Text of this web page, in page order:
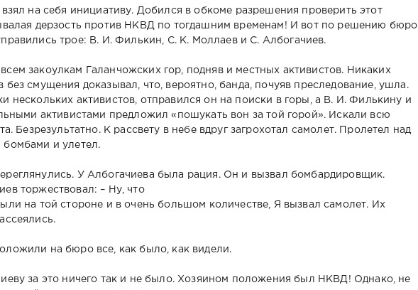
на себя инициативу. Добился в обкоме разрешения проверить этот
дерзость против НКВД по тогдашним временам! И вот по решению бюро
трое: В. И. Филькин, С. К. Моллаев и С. Албогачиев.
закоулкам Галанчожских гор, подняв и местных активистов. Никаких
без смущения доказывал, что, вероятно, банда, почуяв преследование, ушла.
нескольких активистов, отправился он на поиски в горы, а В. И. Филькину и
активистами предложил «пошукать вон за той горой». Искали всю
Безрезультатно. К рассвету в небе вдруг загрохотал самолет. Пролетел над
и улетел.
У Албогачиева была рация. Он и вызвал бомбардировщик.
торжествовал: – Ну, что
на той стороне и в очень большом количестве, Я вызвал самолет. Их
на бюро все, как было, как видели.
за это ничего так и не было. Хозяином положения был НКВД! Однако, не